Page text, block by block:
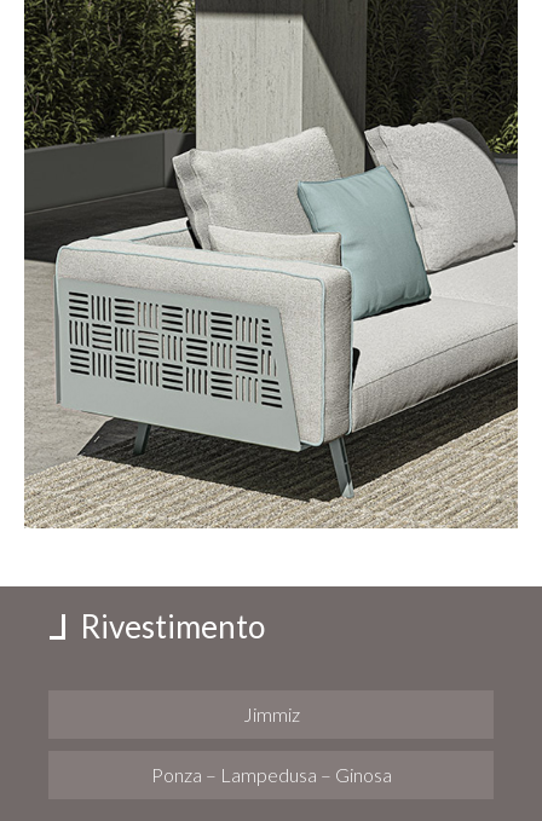
Rivestimento
Jimmiz
Ponza – Lampedusa – Ginosa